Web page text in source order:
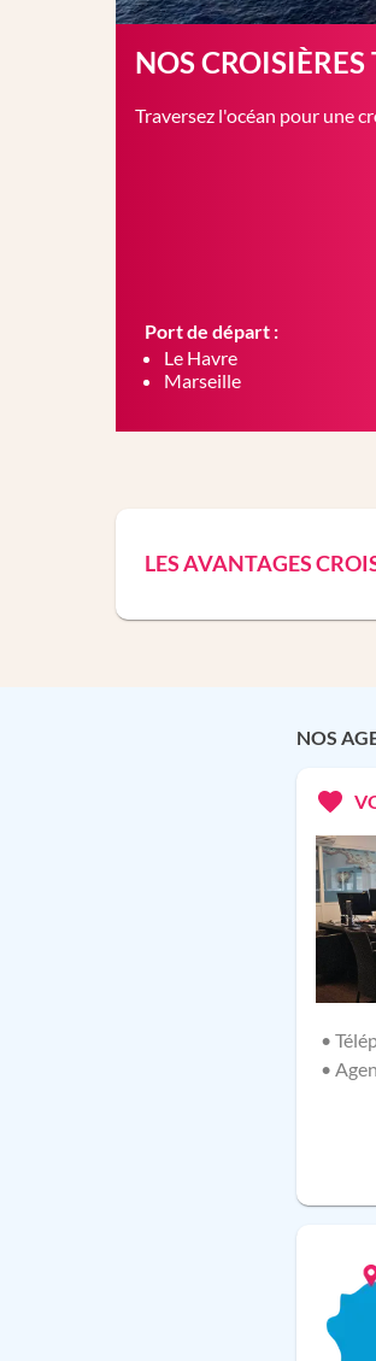
NOS
Traversez l'océan pour une
Port de départ :
Le Havre
Marseille
LES AVANTAGES
NOS
•
•